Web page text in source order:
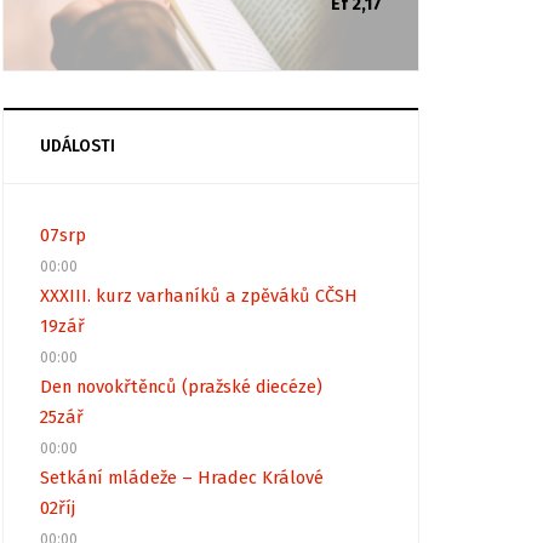
Ef 2,17
UDÁLOSTI
07srp
00:00
XXXIII. kurz varhaníků a zpěváků CČSH
19zář
00:00
Den novokřtěnců (pražské diecéze)
25zář
00:00
Setkání mládeže – Hradec Králové
02říj
00:00